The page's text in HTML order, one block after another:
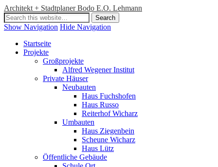
Architekt + Stadtplaner Bodo E.O. Lehmann
Show Navigation Hide Navigation
Startseite
Projekte
Großprojekte
Alfred Wegener Institut
Private Häuser
Neubauten
Haus Fuchshofen
Haus Russo
Reiterhof Wicharz
Umbauten
Haus Ziegenbein
Scheune Wicharz
Haus Lütz
Öffentliche Gebäude